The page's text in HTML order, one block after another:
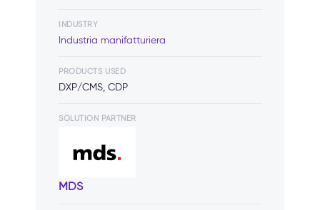
INDUSTRY
Industria manifatturiera
PRODUCTS USED
DXP/CMS, CDP
SOLUTION PARTNER
MDS